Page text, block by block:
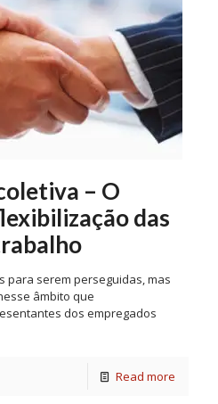
– O
das
para serem perseguidas, mas
âmbito que
dos empregados
Read more